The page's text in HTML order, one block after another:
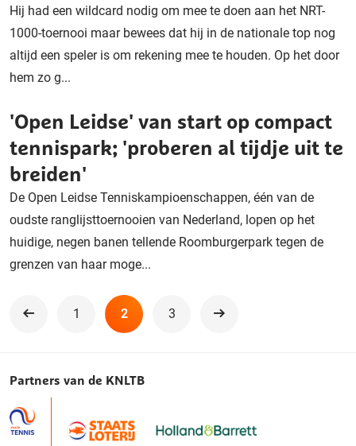
Hij had een wildcard nodig om mee te doen aan het NRT-
1000-toernooi maar bewees dat hij in de nationale top nog
altijd een speler is om rekening mee te houden. Op het door
hem zo g...
'Open Leidse' van start op compact
tennispark; 'proberen al tijdje uit te
breiden'
De Open Leidse Tenniskampioenschappen, één van de
oudste ranglijsttoernooien van Nederland, lopen op het
huidige, negen banen tellende Roomburgerpark tegen de
grenzen van haar moge...
1 2 3
Volgende
Partners van de KNLTB